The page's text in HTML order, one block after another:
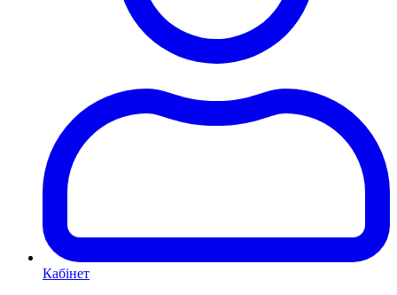
Кабінет